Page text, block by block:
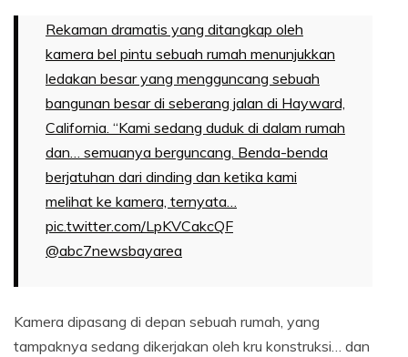
Rekaman dramatis yang ditangkap oleh
kamera bel pintu sebuah rumah menunjukkan
ledakan besar yang mengguncang sebuah
bangunan besar di seberang jalan di Hayward,
California. “Kami sedang duduk di dalam rumah
dan… semuanya berguncang. Benda-benda
berjatuhan dari dinding dan ketika kami
melihat ke kamera, ternyata…
pic.twitter.com/LpKVCakcQF
@abc7newsbayarea
Kamera dipasang di depan sebuah rumah, yang
tampaknya sedang dikerjakan oleh kru konstruksi… dan